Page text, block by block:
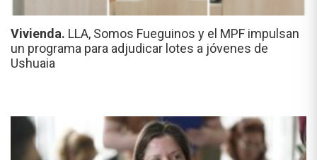
Vivienda. LLA, Somos Fueguinos y el MPF impulsan
un programa para adjudicar lotes a jóvenes de
Ushuaia